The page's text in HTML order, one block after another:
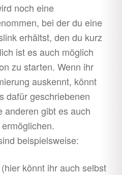
öffnen
öffnen
öffnen
noch eine
bei der du eine
erhältst, den du kurz
ist es auch möglich
zu starten. Wenn ihr
auskennt, könnt
dafür geschriebenen
anderen gibt es auch
beispielsweise:
(hier könnt ihr auch selbst